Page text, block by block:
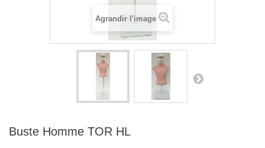
Agrandir l'image
Buste Homme TOR HL